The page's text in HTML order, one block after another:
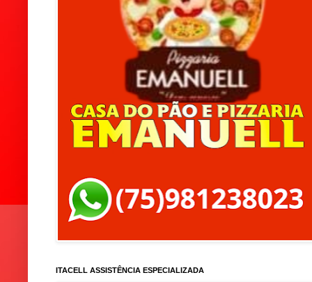
ITACELL ASSISTÊNCIA ESPECIALIZADA